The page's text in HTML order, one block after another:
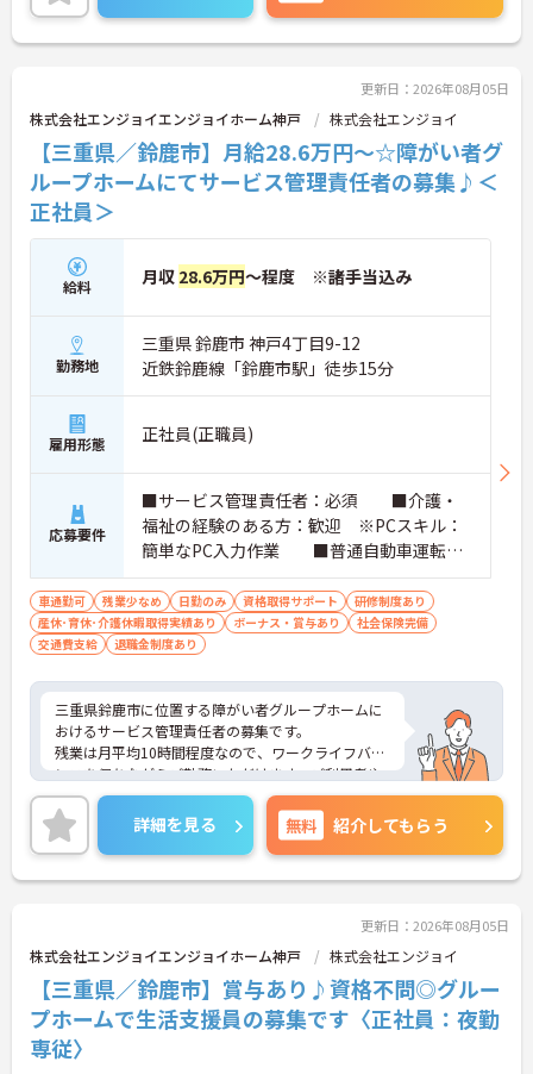
更新日：2026年08月05日
株式会社エンジョイエンジョイホーム神戸 株式会社エンジョイ
【三重県／鈴鹿市】月給28.6万円～☆障がい者グ
ループホームにてサービス管理責任者の募集♪＜
正社員＞
給料 月収 28.6万円～程度 ※諸手当込み
勤務地
三重県 鈴鹿市 神戸4丁目9-12
近鉄鈴鹿線「鈴鹿市駅」徒歩15分
雇用形態 正社員(正職員)
応募要件
■サービス管理責任者：必須 ■介護・
福祉の経験のある方：歓迎 ※PCスキル：
簡単なPC入力作業 ■普通自動車運転免
許（AT限定可）
車通勤可 残業少なめ 日勤のみ 資格取得サポート
研修制度あり
産休･育休･介護休暇取得実績あり
ボーナス・賞与あり
社会保険完備
交通費支給
退職金制度あり
三重県鈴鹿市に位置する障がい者グループホームに
おけるサービス管理責任者の募集です。
残業は月平均10時間程度なので、ワークライフバラ
ンスを保ちながらご勤務いただけます。ご利用者や
スタッフなど、どんな方とも円滑にコミュニケーシ
ョンをとれる方を募集しています。
ご興味のある方には、面接対策ポイントなど、さら
に詳細をお話しいたしますのでお気軽にご相談くだ
さい！
詳細を見る 無料 紹介してもらう
更新日：2026年08月05日
株式会社エンジョイエンジョイホーム神戸 株式会社エンジョイ
【三重県／鈴鹿市】賞与あり♪資格不問◎グルー
プホームで生活支援員の募集です〈正社員：夜勤
専従〉